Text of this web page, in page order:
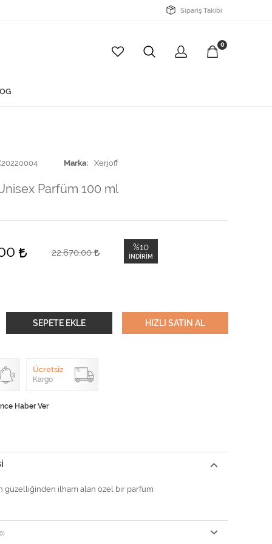
Sipariş Takibi
0
Marka Xerjoff
Parfüm 100 ml
22.670,00 %10
İNDIRIM
SEPETE EKLE HIZLI SATIN AL
Ücretsiz
Kargo
Haber Ver
güzelliğinden ilham alan özel bir parfüm